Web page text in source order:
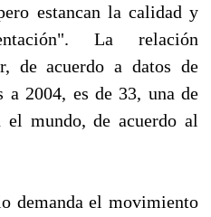
estancan la calidad y
La relación
de acuerdo a datos de
a 2004, es de 33, una de
mundo, de acuerdo al
demanda el movimiento